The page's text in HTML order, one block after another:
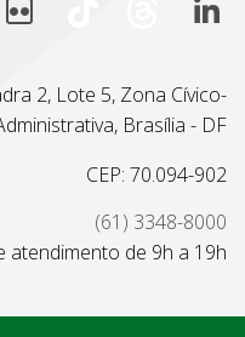
2, Lote 5, Zona Cívico-
Brasília - DF
CEP: 70.094-902
(61) 3348-8000
atendimento de 9h a 19h